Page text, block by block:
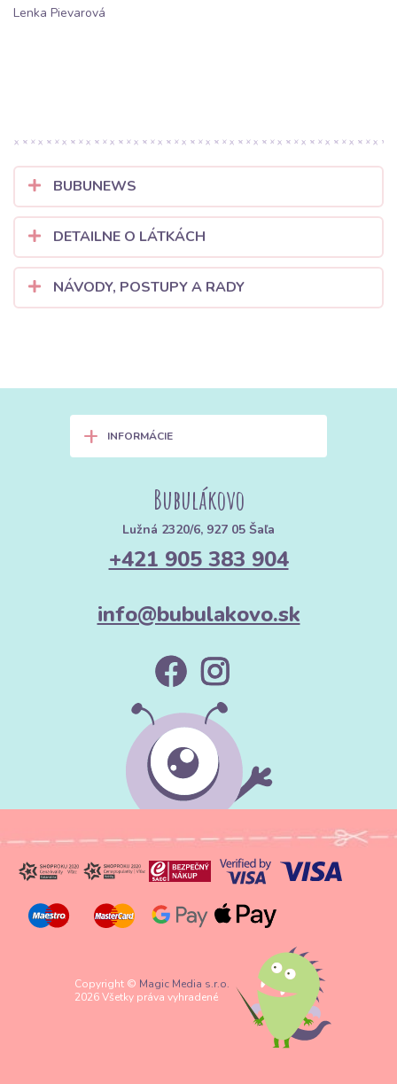
Lenka Pievarová
BUBUNEWS
DETAILNE O LÁTKÁCH
NÁVODY, POSTUPY A RADY
+ INFORMÁCIE
Bubulákovo
Lužná 2320/6, 927 05 Šaľa
+421 905 383 904
info@bubulakovo.sk
Copyright © Magic Media s.r.o.
2026 Všetky práva vyhradené